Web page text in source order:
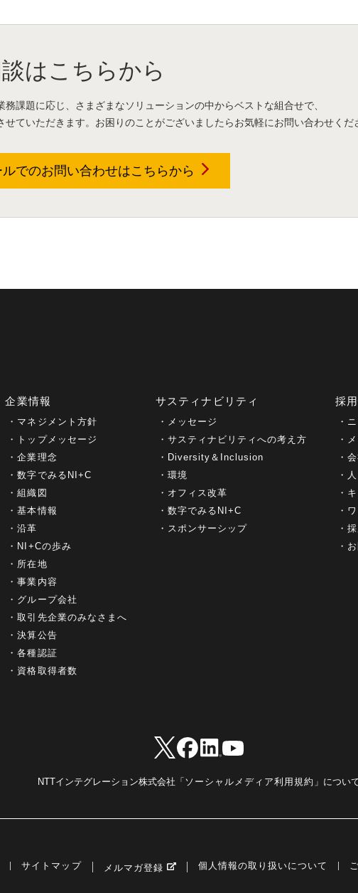
はこちらから
務課題に応じ、さまざまなソリューションの中からベストな組合せで、
せていただきます。お困りのことがございましたらお気軽にお問い合わせくだ
ルでのお問い合わせはこちらから
企業情報
マネジメント方針
トップメッセージ
企業理念
数字でみるNI+C
組織図
基本情報
沿革
NI+Cの歩み
所在地
事業内容
グループ会社
取引先企業のみなさまへ
決算公告
各種認証
資格取得者数
サスティナビリティ
メッセージ
サスティナビリティへの考え方
Diversity＆Inclusion
環境
オフィス改革
数字でみるNI+C
スポンサーシップ
採
NTTインテグレーション株式会社「 ソーシャルメディア利用規約 」につい
サイトマップ メルマガ登録 個人情報の取り扱いについて